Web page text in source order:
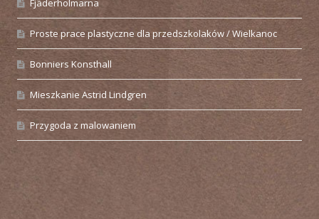
Fjäderholmarna
Proste prace plastyczne dla przedszkolaków / Wielkanoc
Bonniers Konsthall
Mieszkanie Astrid Lindgren
Przygoda z malowaniem